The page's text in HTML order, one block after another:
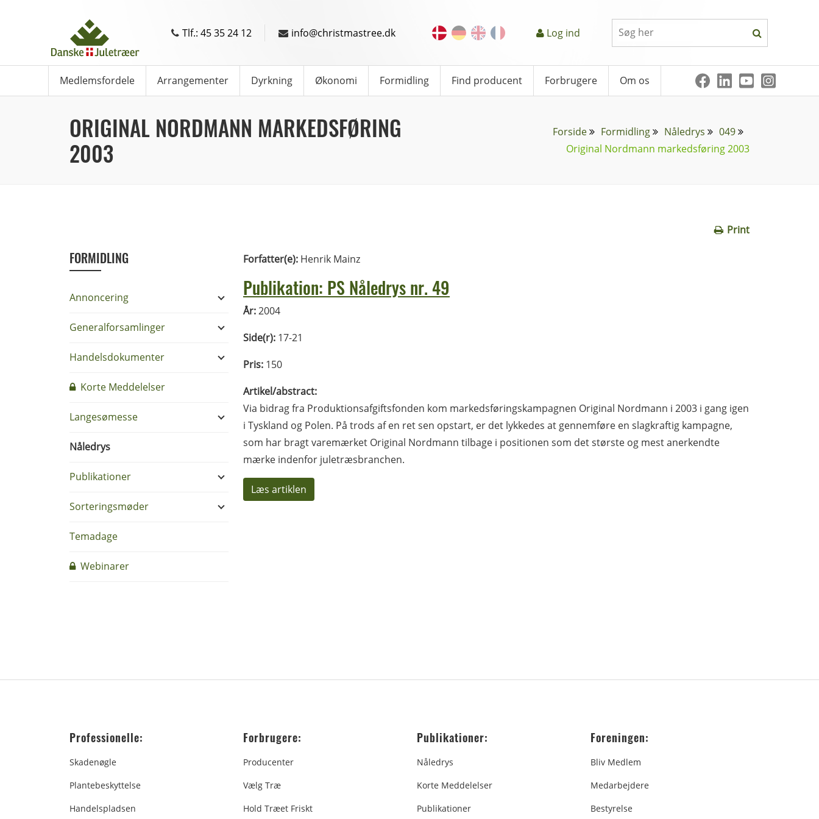
Tlf.: 45 35 24 12 info@christmastree.dk Log ind
Medlemsfordele Arrangementer Dyrkning Økonomi Formidling Find producent Forbrugere Om os
ORIGINAL NORDMANN MARKEDSFØRING
2003
Forside Formidling Nåledrys
049
Original Nordmann markedsføring 2003
Print
FORMIDLING
Annoncering
Generalforsamlinger
Handelsdokumenter
Korte Meddelelser
Langesømesse
Nåledrys
Publikationer
Sorteringsmøder
Temadage
Webinarer
Forfatter(e): Henrik Mainz
Publikation: PS Nåledrys nr. 49
År:2004
Side(r): 17-21
Pris: 150
Artikel/abstract:
Via bidrag fra Produktionsafgiftsfonden kom markedsføringskampagnen Original Nordmann i 2003 i gang igen
i Tyskland og Polen. På trods af en ret sen opstart, er det lykkedes at gennemføre en slagkraftig kampagne,
som har bragt varemærket Original Nordmann tilbage i positionen som det største og mest anerkendte
mærke indenfor juletræsbranchen.
Læs artiklen
Professionelle:
Skadenøgle
Plantebeskyttelse
Handelspladsen
Forbrugere:
Producenter
Vælg Træ
Hold Træet Friskt
Publikationer:
Nåledrys
Korte Meddelelser
Publikationer
Foreningen:
Bliv Medlem
Medarbejdere
Bestyrelse